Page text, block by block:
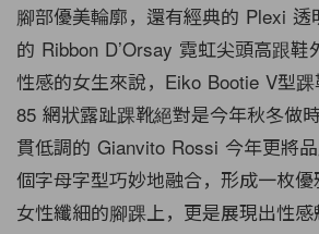
腳部優美輪廓，還有經典的 Plexi 透
的 Ribbon D’Orsay 霓虹尖頭高跟鞋
性感的女生來說，Eiko Bootie V型
85 網狀露趾踝靴絕對是今年秋冬做
貫低調的 Gianvito Rossi 今年更將
個字母字型巧妙地融合，形成一枚
女性纖細的腳踝上，更是展現出性